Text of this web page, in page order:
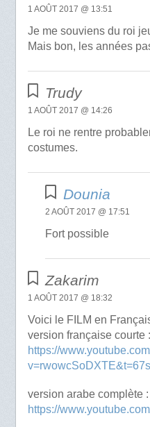
1 AOÛT 2017 @ 13:51
Je me souviens du roi
Mais bon, les années
Trudy
1 AOÛT 2017 @ 14:26
Le roi ne rentre
costumes.
Dounia
2 AOÛT 2017 @ 17:51
Fort possible
Zakarim
1 AOÛT 2017 @ 18:32
Voici le FILM en
version française courte :
https://
v=rwowcSoDXTE&t=67s
version arabe complète :
https://